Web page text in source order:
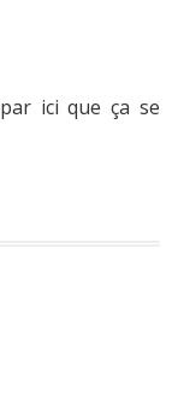
ici que ça se